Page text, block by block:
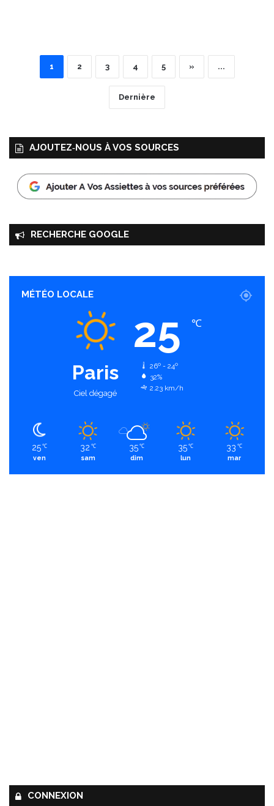
1 2 3 4 5 » ...
Dernière
AJOUTEZ‑NOUS À VOS SOURCES
RECHERCHE GOOGLE
MÉTÉO LOCALE
Paris
Ciel dégagé
25 ℃
26º - 24º
32%
2.23 km/h
25 ℃
ven
32 ℃
sam
35 ℃
dim
35 ℃
lun
33 ℃
mar
CONNEXION